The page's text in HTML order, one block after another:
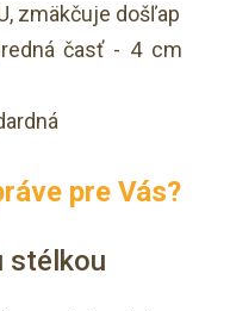
zmäkčuje došľap
časť - 4 cm
pre Vás?
stélkou